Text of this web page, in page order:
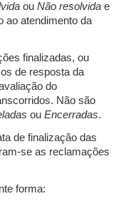
ou Não resolvida e
ao atendimento da
finalizadas, ou
de resposta da
do
Não são
ou Encerradas.
de finalização das
se as reclamações
forma: